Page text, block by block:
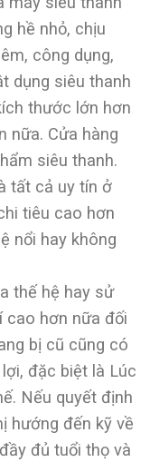
hề nhỏ, chịu
công dụng,
dụng siêu thanh
thước lớn hơn
nữa. Cửa hàng
siêu thanh.
tất cả uy tín ở
tiêu cao hơn
nổi hay không
thế hệ hay sử
cao hơn nữa đối
bị cũ cũng có
đặc biệt là Lúc
Nếu quyết định
hướng đến kỹ về
đủ tuổi thọ và